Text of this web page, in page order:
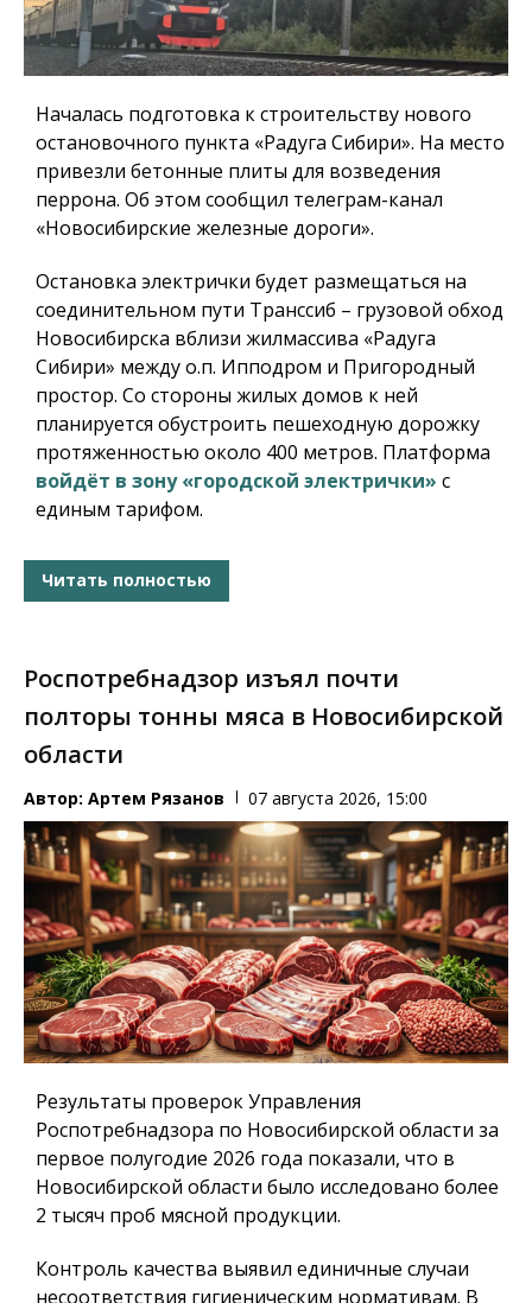
Началась подготовка к строительству нового
остановочного пункта «Радуга Сибири». На место
привезли бетонные плиты для возведения
перрона. Об этом сообщил телеграм-канал
«Новосибирские железные дороги».
Остановка электрички будет размещаться на
соединительном пути Транссиб – грузовой обход
Новосибирска вблизи жилмассива «Радуга
Сибири» между о.п. Ипподром и Пригородный
простор. Со стороны жилых домов к ней
планируется обустроить пешеходную дорожку
протяженностью около 400 метров. Платформа
войдёт в зону «городской электрички» с
единым тарифом.
Читать полностью
Роспотребнадзор изъял почти
полторы тонны мяса в Новосибирской
области
Автор: Артем Рязанов 07 августа 2026, 15:00
Результаты проверок Управления
Роспотребнадзора по Новосибирской области за
первое полугодие 2026 года показали, что в
Новосибирской области было исследовано более
2 тысяч проб мясной продукции.
Контроль качества выявил единичные случаи
несоответствия гигиеническим нормативам. В